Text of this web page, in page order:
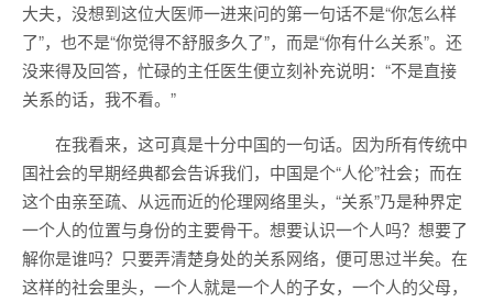
大夫，没想到这位大医师一进来问的第一句话不是“你怎么样
了”，也不是“你觉得不舒服多久了”，而是“你有什么关系”。还
没来得及回答，忙碌的主任医生便立刻补充说明：“不是直接
关系的话，我不看。”
在我看来，这可真是十分中国的一句话。因为所有传统中
国社会的早期经典都会告诉我们，中国是个“人伦”社会；而在
这个由亲至疏、从远而近的伦理网络里头，“关系”乃是种界定
一个人的位置与身份的主要骨干。想要认识一个人吗？想要了
解你是谁吗？只要弄清楚身处的关系网络，便可思过半矣。在
这样的社会里头，一个人就是一个人的子女，一个人的父母，